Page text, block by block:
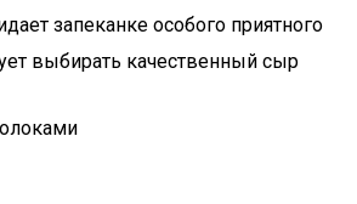
запеканке особого приятного
выбирать качественный сыр